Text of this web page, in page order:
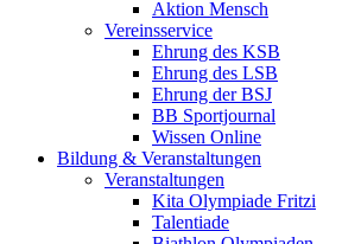
Aktion Mensch
Vereinsservice
Ehrung des KSB
Ehrung des LSB
Ehrung der BSJ
BB Sportjournal
Wissen Online
Bildung & Veranstaltungen
Veranstaltungen
Kita Olympiade Fritzi
Talentiade